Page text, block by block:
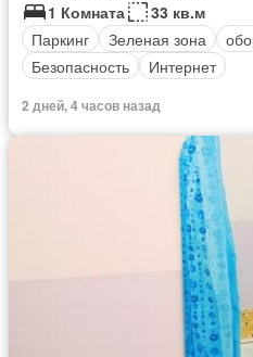
1 Комната
33 кв.м
Паркинг
Зеленая зона
Безопасность
Интернет
2 дней, 4 часов назад